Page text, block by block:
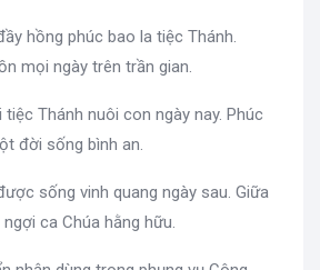
hồng phúc bao la tiệc Thánh.
mọi ngày trên trần gian.
tiệc Thánh nuôi con ngày nay. Phúc
đời sống bình an.
sống vinh quang ngày sau. Giữa
ca Chúa hằng hữu.